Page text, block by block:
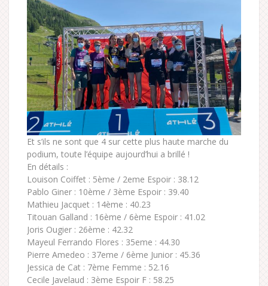
Et s’ils ne sont que 4 sur cette plus haute marche du
podium, toute l’équipe aujourd’hui a brillé !
En détails :
Louison Coiffet : 5ème / 2eme Espoir : 38.12
Pablo Giner : 10ème / 3ème Espoir : 39.40
Mathieu Jacquet : 14ème : 40.23
Titouan Galland : 16ème / 6ème Espoir : 41.02
Joris Ougier : 26ème : 42.32
Mayeul Ferrando Flores : 35eme : 44.30
Pierre Amedeo : 37eme / 6ème Junior : 45.36
Jessica de Cat : 7ème Femme : 52.16
Cecile Javelaud : 3ème Espoir F : 58.25